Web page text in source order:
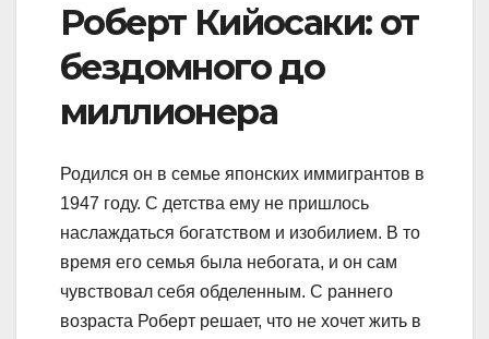
Роберт Кийосаки: от
бездомного до
миллионера
Родился он в семье японских иммигрантов в
1947 году. С детства ему не пришлось
наслаждаться богатством и изобилием. В то
время его семья была небогата, и он сам
чувствовал себя обделенным. С раннего
возраста Роберт решает, что не хочет жить в